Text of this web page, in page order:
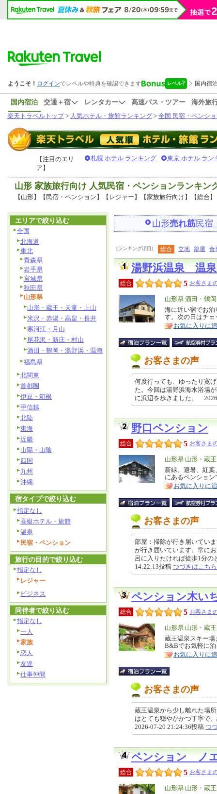
国内宿泊 交通＋宿 レンタカー 高速バス・ツアー
海外旅
楽天トラベルトップ> 人気ホテル・旅館ランキング > 全国 民宿・ペンシ
【注目のエリ
ア】
札幌 ホテル ランキング 東京 ホテル ラン
山形 家族旅行向け 人気民宿・ペンションランキン
【山形】【民宿・ペンション】【レジャー】【家族旅行向け】【総合】
山形売れ筋民宿
[ランキング項目] 総合 立地 部屋 食
湯野浜温泉 温
総合 5 お客さま
エ
リ
ア
山形県 酒田・鶴
特
徴
海に近い宿でお
す。次の日はチ
お気に入りに
お客さまの声
何度行っても、ゆったり寛
た。今回は湯野浜海水浴場
に浜辺を歩きました。
野口ペンション
総合 5 お客さま
エ
リ
ア
山形県 山形・蔵
特
徴
新緑、避暑、紅
にあるペンション
お気に入りに
お客さまの声
部屋：掃除が行き届いてい
が行き届いています。常に
呂に入りたければ徒歩1分
14:22:13投稿 つづきはこちら
ペンション木い
総合 5 お客さま
エ
リ
ア
山形県 山形・蔵
特
徴
蔵王温泉スキー場
B&Bでお気軽に
お気に入りに
お客さまの声
蔵王温泉から少し離れた場
はとても穏やかかつ丁寧で
2026-07-20 21:24:36投稿 つ
ペンション ノ
総合 5 お客さま
エ
山形県 山形・蔵
エリアで絞り込む
全国
北海道
東北
青森県
岩手県
宮城県
秋田県
山形県
山形・蔵王・天童・上山
米沢・赤湯・高畠・長井
寒河江・月山
尾花沢・新庄・村山
酒田・鶴岡・湯野浜・温海
福島県
北関東
首都圏
伊豆・箱根
甲信越
北陸
東海
近畿
山陽・山陰
四国
九州
沖縄
宿タイプで絞り込む
指定なし
高級ホテル・旅館
温泉
民宿・ペンション
旅行の目的で絞り込む
指定なし
レジャー
ビジネス
同伴者で絞り込む
指定なし
一人
家族
恋人
友達
仕事仲間